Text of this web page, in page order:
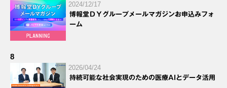
2024/12/17
博報堂ＤＹグループメールマガジンお申込みフォ
ーム
8
2026/04/24
持続可能な社会実現のための医療AIとデータ活用